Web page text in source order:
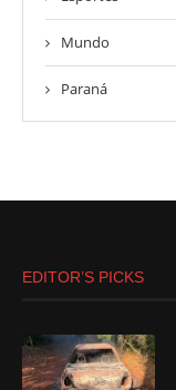
Mundo
Paraná
EDITOR’S PICKS